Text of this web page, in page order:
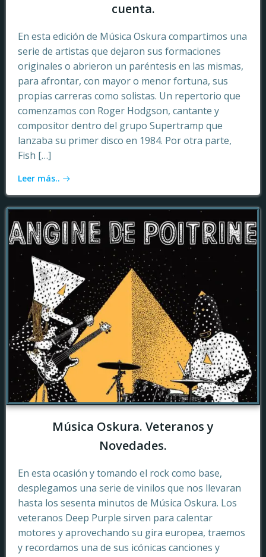
cuenta.
En esta edición de Música Oskura compartimos una
serie de artistas que dejaron sus formaciones
originales o abrieron un paréntesis en las mismas,
para afrontar, con mayor o menor fortuna, sus
propias carreras como solistas. Un repertorio que
comenzamos con Roger Hodgson, cantante y
compositor dentro del grupo Supertramp que
lanzaba su primer disco en 1984. Por otra parte,
Fish […]
Leer más..
Música Oskura. Veteranos y
Novedades.
En esta ocasión y tomando el rock como base,
desplegamos una serie de vinilos que nos llevaran
hasta los sesenta minutos de Música Oskura. Los
veteranos Deep Purple sirven para calentar
motores y aprovechando su gira europea, traemos
y recordamos una de sus icónicas canciones y